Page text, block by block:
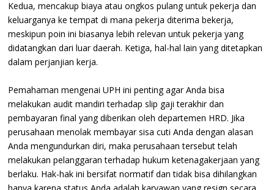
Kedua, mencakup biaya atau ongkos pulang untuk pekerja dan
keluarganya ke tempat di mana pekerja diterima bekerja,
meskipun poin ini biasanya lebih relevan untuk pekerja yang
didatangkan dari luar daerah. Ketiga, hal-hal lain yang ditetapkan
dalam perjanjian kerja.
Pemahaman mengenai UPH ini penting agar Anda bisa
melakukan audit mandiri terhadap slip gaji terakhir dan
pembayaran final yang diberikan oleh departemen HRD. Jika
perusahaan menolak membayar sisa cuti Anda dengan alasan
Anda mengundurkan diri, maka perusahaan tersebut telah
melakukan pelanggaran terhadap hukum ketenagakerjaan yang
berlaku. Hak-hak ini bersifat normatif dan tidak bisa dihilangkan